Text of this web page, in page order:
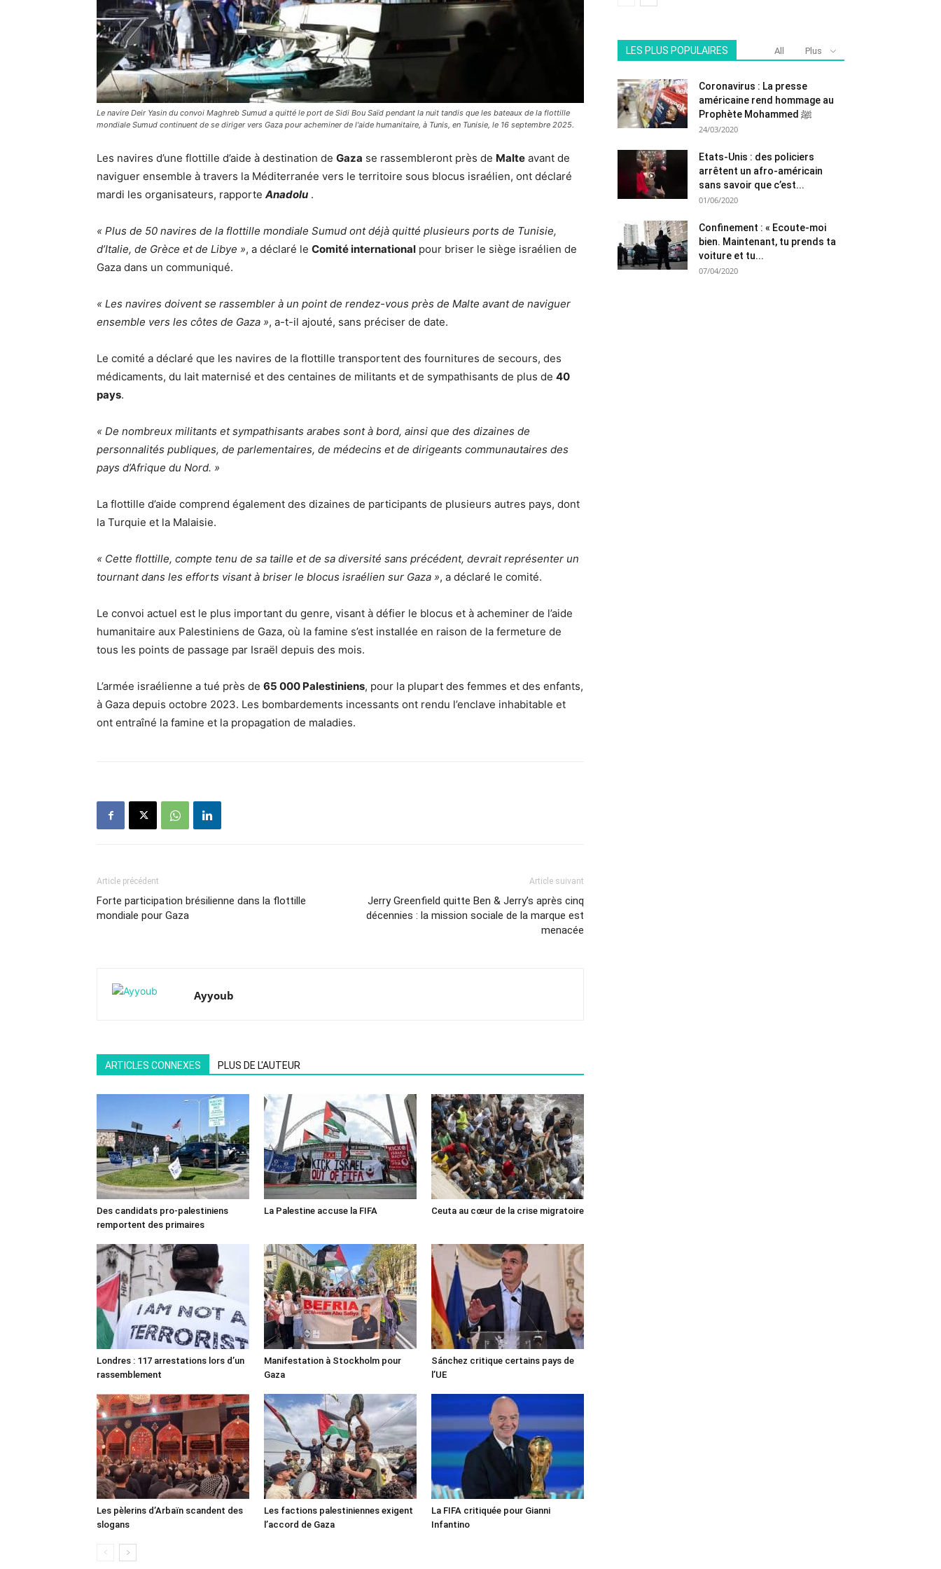
Le navire Deir Yasin du convoi Maghreb Sumud a quitté le port de Sidi Bou Saïd pendant la nuit tandis que les bateaux de la flottille
mondiale Sumud continuent de se diriger vers Gaza pour acheminer de l'aide humanitaire, à Tunis, en Tunisie, le 16 septembre 2025.
Les navires d’une flottille d’aide à destination de Gaza se rassembleront près de Malte avant de
naviguer ensemble à travers la Méditerranée vers le territoire sous blocus israélien, ont déclaré
mardi les organisateurs, rapporte Anadolu .
« Plus de 50 navires de la flottille mondiale Sumud ont déjà quitté plusieurs ports de Tunisie,
d’Italie, de Grèce et de Libye », a déclaré le Comité international pour briser le siège israélien de
Gaza dans un communiqué.
« Les navires doivent se rassembler à un point de rendez-vous près de Malte avant de naviguer
ensemble vers les côtes de Gaza », a-t-il ajouté, sans préciser de date.
Le comité a déclaré que les navires de la flottille transportent des fournitures de secours, des
médicaments, du lait maternisé et des centaines de militants et de sympathisants de plus de 40
pays.
« De nombreux militants et sympathisants arabes sont à bord, ainsi que des dizaines de
personnalités publiques, de parlementaires, de médecins et de dirigeants communautaires des
pays d’Afrique du Nord. »
La flottille d’aide comprend également des dizaines de participants de plusieurs autres pays, dont
la Turquie et la Malaisie.
« Cette flottille, compte tenu de sa taille et de sa diversité sans précédent, devrait représenter un
tournant dans les efforts visant à briser le blocus israélien sur Gaza », a déclaré le comité.
Le convoi actuel est le plus important du genre, visant à défier le blocus et à acheminer de l’aide
humanitaire aux Palestiniens de Gaza, où la famine s’est installée en raison de la fermeture de
tous les points de passage par Israël depuis des mois.
L’armée israélienne a tué près de 65 000 Palestiniens, pour la plupart des femmes et des enfants,
à Gaza depuis octobre 2023. Les bombardements incessants ont rendu l’enclave inhabitable et
ont entraîné la famine et la propagation de maladies.
Article précédent
Forte participation brésilienne dans la flottille
mondiale pour Gaza
Article suivant
Jerry Greenfield quitte Ben & Jerry’s après cinq
décennies : la mission sociale de la marque est
menacée
Ayyoub
ARTICLES CONNEXES PLUS DE L'AUTEUR
Des candidats pro-palestiniens
remportent des primaires
La Palestine accuse la FIFA Ceuta au cœur de la crise migratoire
Londres : 117 arrestations lors d’un
rassemblement
Manifestation à Stockholm pour
Gaza
Sánchez critique certains pays de
l’UE
Les pèlerins d’Arbaïn scandent des
slogans
Les factions palestiniennes exigent
l’accord de Gaza
La FIFA critiquée pour Gianni
Infantino
LES PLUS POPULAIRES All Plus
Coronavirus : La presse
américaine rend hommage au
Prophète Mohammed ﷺ
24/03/2020
Etats-Unis : des policiers
arrêtent un afro-américain
sans savoir que c’est...
01/06/2020
Confinement : « Ecoute-moi
bien. Maintenant, tu prends ta
voiture et tu...
07/04/2020